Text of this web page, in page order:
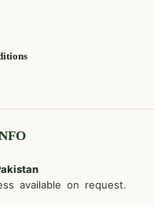
available on request.